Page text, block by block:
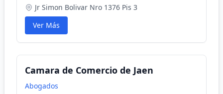
Jr Simon Bolivar Nro 1376 Pis 3
Ver Más
Camara de Comercio de Jaen
Abogados